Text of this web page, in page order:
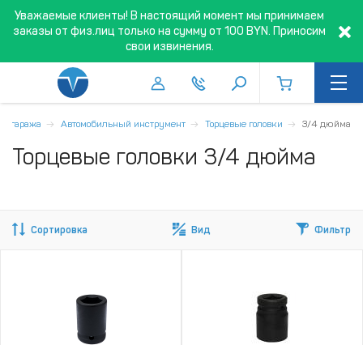
Уважаемые клиенты! В настоящий момент мы принимаем
заказы от физ.лиц только на сумму от 100 BYN. Приносим
свои извинения.
и гаража Автомобильный инструмент Торцевые головки 3/4 дюйма
Торцевые головки 3/4 дюйма
Сортировка Вид Фильтр